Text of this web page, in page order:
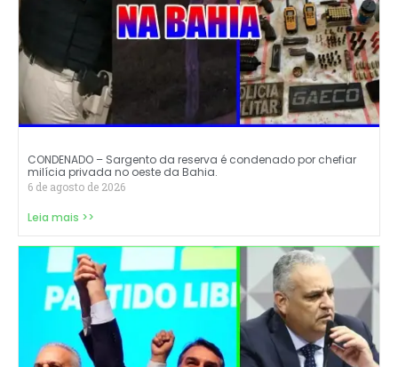
CONDENADO – Sargento da reserva é condenado por chefiar
milícia privada no oeste da Bahia.
6 de agosto de 2026
Leia mais >>